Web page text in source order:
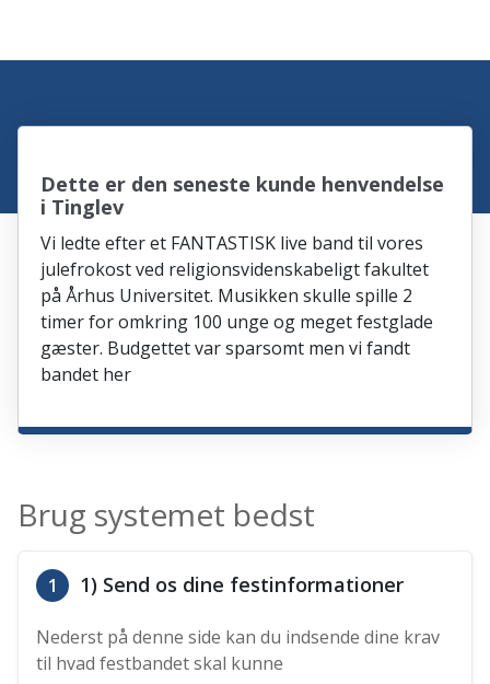
Dette er den seneste kunde henvendelse
i Tinglev
Vi ledte efter et FANTASTISK live band til vores
julefrokost ved religionsvidenskabeligt fakultet
på Århus Universitet. Musikken skulle spille 2
timer for omkring 100 unge og meget festglade
gæster. Budgettet var sparsomt men vi fandt
bandet her
Brug systemet bedst
1 1) Send os dine festinformationer
Nederst på denne side kan du indsende dine krav
til hvad festbandet skal kunne